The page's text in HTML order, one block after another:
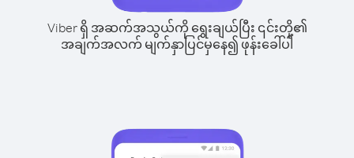
Viber ရှိ အဆက်အသွယ်ကို ရွေးချယ်ပြီး ၎င်းတို့၏
အချက်အလက် မျက်နှာပြင်မှနေ၍ ဖုန်းခေါ်ပါ